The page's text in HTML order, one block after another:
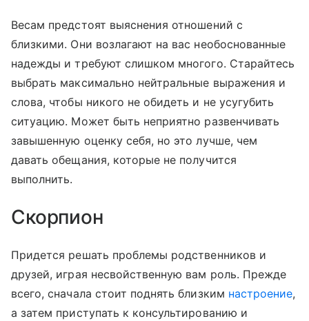
Весам предстоят выяснения отношений с
близкими. Они возлагают на вас необоснованные
надежды и требуют слишком многого. Старайтесь
выбрать максимально нейтральные выражения и
слова, чтобы никого не обидеть и не усугубить
ситуацию. Может быть неприятно развенчивать
завышенную оценку себя, но это лучше, чем
давать обещания, которые не получится
выполнить.
Скорпион
Придется решать проблемы родственников и
друзей, играя несвойственную вам роль. Прежде
всего, сначала стоит поднять близким настроение,
а затем приступать к консультированию и